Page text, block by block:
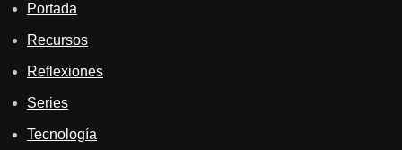
Portada
Recursos
Reflexiones
Series
Tecnología